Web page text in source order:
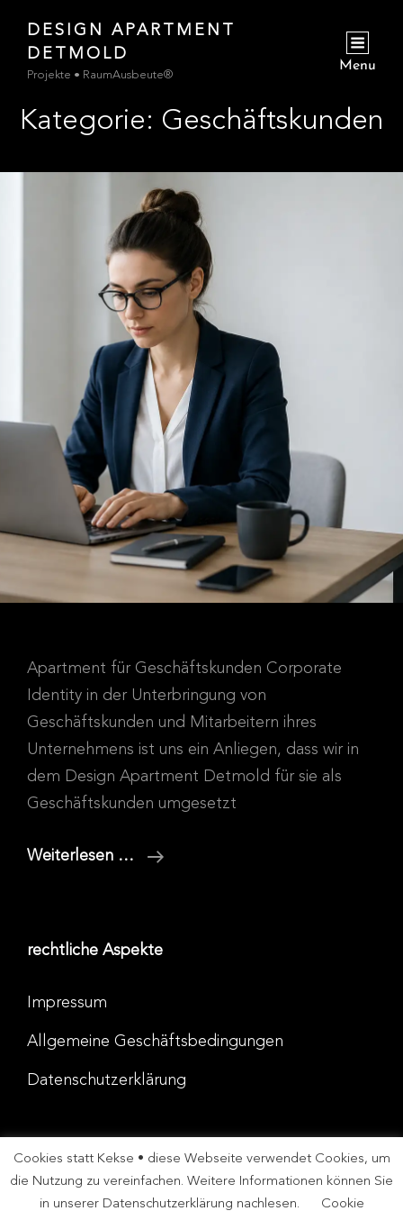
jetzt
DESIGN APARTMENT
DETMOLD
Projekte • RaumAusbeute®
Menu
Kategorie: Geschäftskunden
Apartment für Geschäftskunden Corporate
Identity in der Unterbringung von
Geschäftskunden und Mitarbeitern ihres
Unternehmens ist uns ein Anliegen, dass wir in
dem Design Apartment Detmold für sie als
Geschäftskunden umgesetzt
Weiterlesen … Geschäftskunden
rechtliche Aspekte
Impressum
Allgemeine Geschäftsbedingungen
Datenschutzerklärung
PhotoFocus ByCatch Themes
Cookies statt Kekse • diese Webseite verwendet Cookies, um
die Nutzung zu vereinfachen. Weitere Informationen können Sie
in unserer Datenschutzerklärung nachlesen.
Cookie